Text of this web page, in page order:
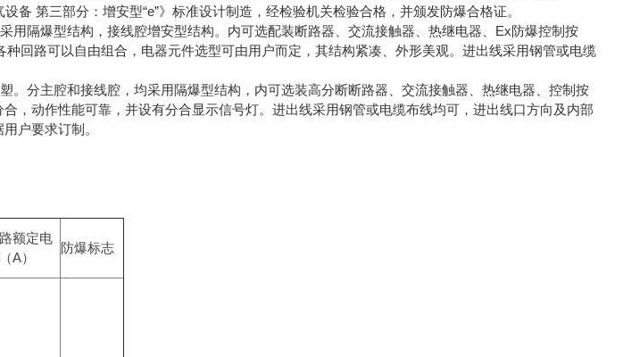
备 第三部分：增安型“e”》标准设计制造，经检验机关检验合格，并颁发防爆合格证。
用隔爆型结构，接线腔增安型结构。内可选配装断路器、交流接触器、热继电器、Ex防爆控制按
回路可以自由组合，电器元件选型可由用户而定，其结构紧凑、外形美观。进出线采用钢管或电缆
。分主腔和接线腔，均采用隔爆型结构，内可选装高分断断路器、交流接触器、热继电器、控制按
，动作性能可靠，并设有分合显示信号灯。进出线采用钢管或电缆布线均可，进出线口方向及内部
户要求订制。
额定电
A）
防爆标志